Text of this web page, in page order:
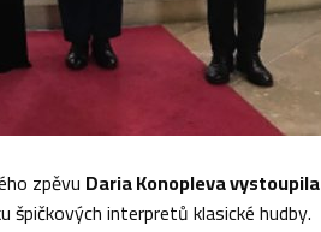
zpěvu Daria Konopleva vystoupila
špičkových interpretů klasické hudby.